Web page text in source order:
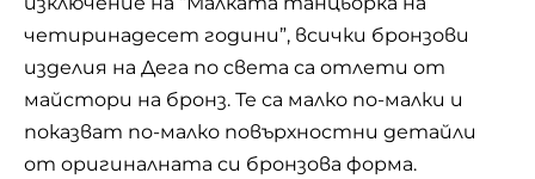
четиринадесет години”, всички бронзови
изделия на Дега по света са отлети от
майстори на бронз. Те са малко по-малки и
показват по-малко повърхностни детайли
от оригиналната си бронзова форма.